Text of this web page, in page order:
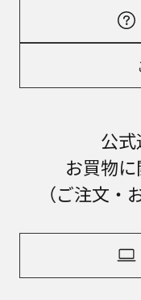
公
お買物
（ご注文・